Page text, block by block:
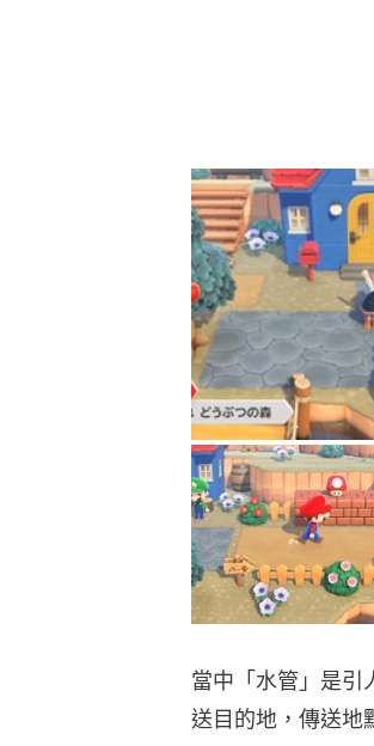
當中「水管」是引
送目的地，傳送地